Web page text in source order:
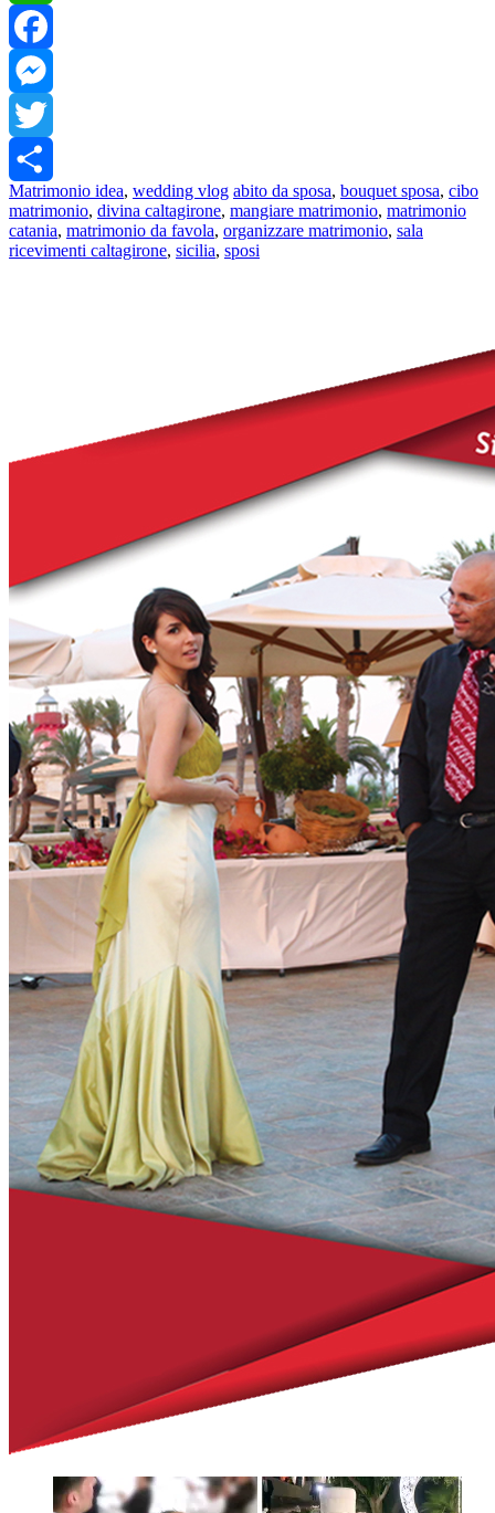
WhatsApp
Facebook
Messenger
Twitter
Share
Matrimonio idea, wedding vlog abito da sposa, bouquet sposa, cibo
matrimonio, divina caltagirone, mangiare matrimonio, matrimonio
catania, matrimonio da favola, organizzare matrimonio, sala
ricevimenti caltagirone, sicilia, sposi